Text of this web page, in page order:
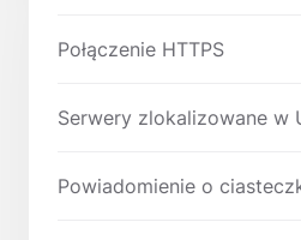
Połączenie HTTPS
Serwery zlokalizowane w
Powiadomienie o